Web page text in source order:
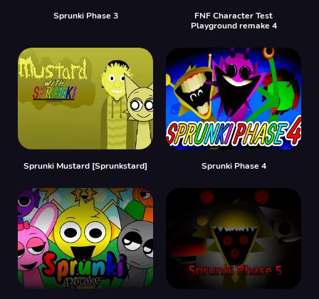
Sprunki Phase 3
FNF Character Test
Playground remake 4
Sprunki Mustard [Sprunkstard] Sprunki Phase 4